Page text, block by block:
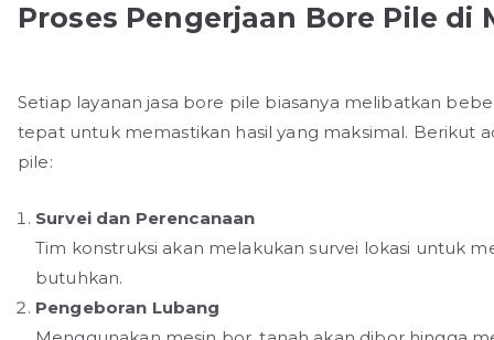
Proses Pengerjaan Bore Pile di
Setiap layanan jasa bore pile biasanya melibatkan
tepat untuk memastikan hasil yang maksimal. Berikut
pile:
Survei dan Perencanaan
Tim konstruksi akan melakukan survei lokasi untuk
butuhkan.
Pengeboran Lubang